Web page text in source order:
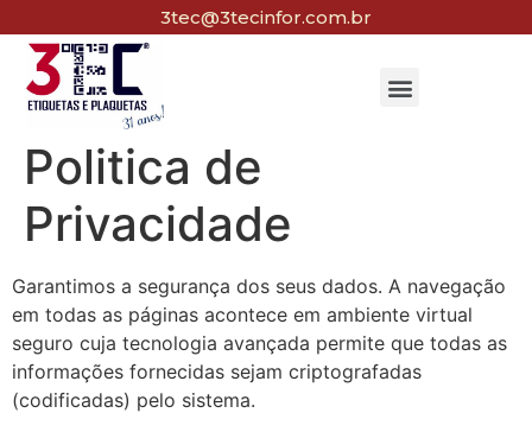
3tec@3tecinfor.com.br
Politica de
Privacidade
Garantimos a segurança dos seus dados. A navegação
em todas as páginas acontece em ambiente virtual
seguro cuja tecnologia avançada permite que todas as
informações fornecidas sejam criptografadas
(codificadas) pelo sistema.